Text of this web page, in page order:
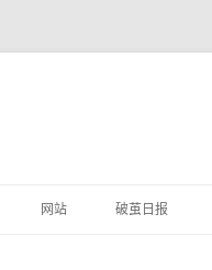
网站 破茧日报